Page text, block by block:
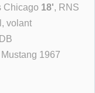
Chicago 18', RNS
volant
Mustang 1967